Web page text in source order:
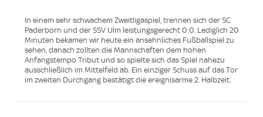
In einem sehr schwachem Zweitligaspiel, trennen sich der SC
Paderborn und der SSV Ulm leistungsgerecht 0:0. Lediglich 20
Minuten bekamen wir heute ein ansehnliches Fußballspiel zu
sehen, danach zollten die Mannschaften dem hohen
Anfangstempo Tribut und so spielte sich das Spiel nahezu
ausschließlich im Mittelfeld ab. Ein einziger Schuss auf das Tor
im zweiten Durchgang bestätigt die ereignisarme 2. Halbzeit.